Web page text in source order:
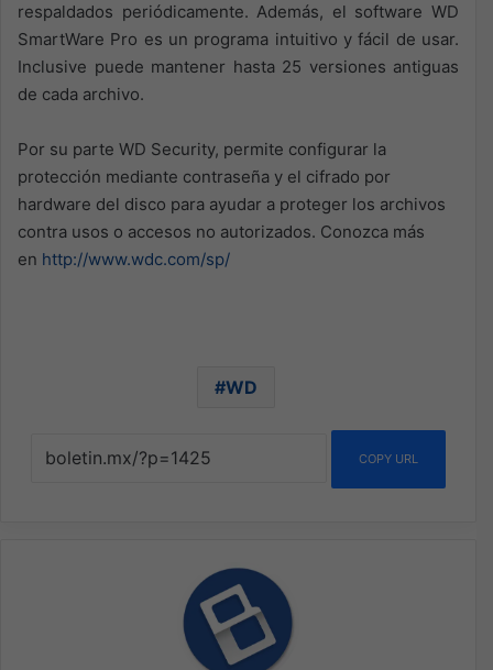
respaldados periódicamente. Además, el software WD
SmartWare Pro es un programa intuitivo y fácil de usar.
Inclusive puede mantener hasta 25 versiones antiguas
de cada archivo.
Por su parte WD Security, permite configurar la
protección mediante contraseña y el cifrado por
hardware del disco para ayudar a proteger los archivos
contra usos o accesos no autorizados. Conozca más
en http://www.wdc.com/sp/
WD
COPY URL